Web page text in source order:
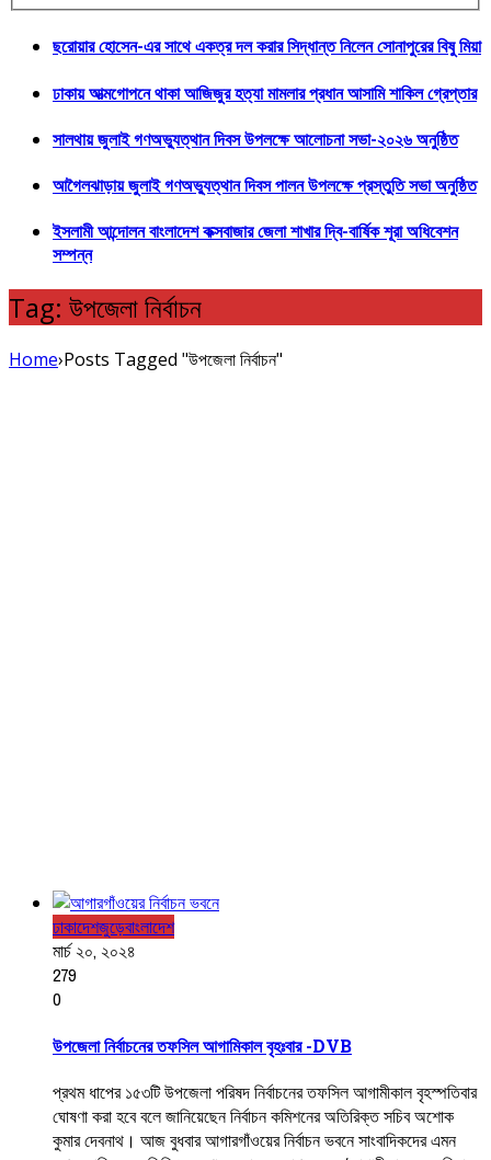
ছরোয়ার হোসেন-এর সাথে একত্র দল করার সিদ্ধান্ত নিলেন সোনাপুরের বিষু মিয়া
ঢাকায় আত্মগোপনে থাকা আজিজুর হত্যা মামলার প্রধান আসামি শাকিল গ্রেপ্তার
সালথায় জুলাই গণঅভ্যুত্থান দিবস উপলক্ষে আলোচনা সভা-২০২৬ অনুষ্ঠিত
আগৈলঝাড়ায় জুলাই গণঅভ্যুত্থান দিবস পালন উপলক্ষে প্রস্তুতি সভা অনুষ্ঠিত
ইসলামী আন্দোলন বাংলাদেশ কক্সবাজার জেলা শাখার দ্বি-বার্ষিক শূরা অধিবেশন
সম্পন্ন
Tag: উপজেলা নির্বাচন
Home›Posts Tagged "উপজেলা নির্বাচন"
ঢাকাদেশজুড়েবাংলাদেশ
মার্চ ২০, ২০২৪
279
0
উপজেলা নির্বাচনের তফসিল আগামিকাল বৃহঃবার -DVB
প্রথম ধাপের ১৫৩টি উপজেলা পরিষদ নির্বাচনের তফসিল আগামীকাল বৃহস্পতিবার
ঘোষণা করা হবে বলে জানিয়েছেন নির্বাচন কমিশনের অতিরিক্ত সচিব অশোক
কুমার দেবনাথ। আজ বুধবার আগারগাঁওয়ের নির্বাচন ভবনে সাংবাদিকদের এমন